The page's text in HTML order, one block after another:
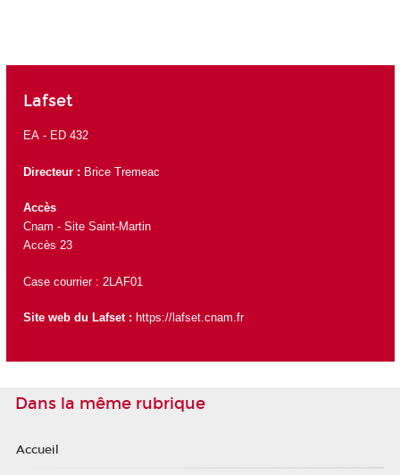
Lafset
EA - ED 432
Directeur : Brice Tremeac
Accès
Cnam - Site Saint-Martin
Accès 23
Case courrier : 2LAF01
Site web du Lafset : https://lafset.cnam.fr
Dans la même rubrique
Accueil